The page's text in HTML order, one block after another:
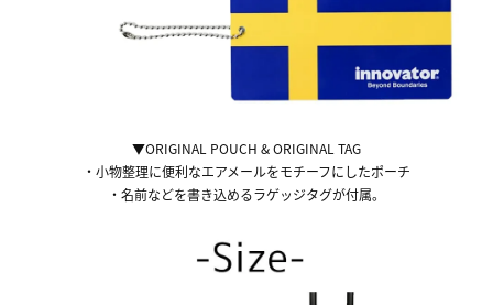
▼ORIGINAL POUCH & ORIGINAL TAG
・小物整理に便利なエアメールをモチーフにしたポーチ
・名前などを書き込めるラゲッジタグが付属。